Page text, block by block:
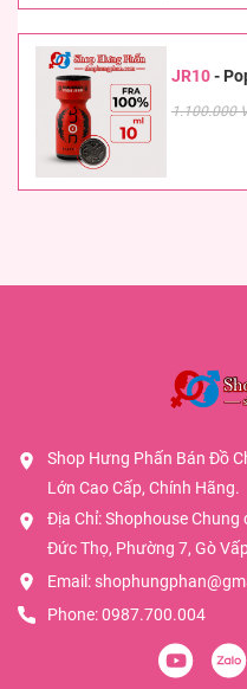
JR10-
1.100.000
Shop Hưng Phấn Bán Đồ
Lớn Cao Cấp, Chính Hãng.
Địa Chỉ: Shophouse Chung
Đức Thọ, Phường 7, Gò
Email:
Phone:0987.700.004